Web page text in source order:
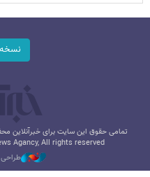
تمامی حقوق این سایت برای خبرآنلاین
Agancy, All rights reserved
طراحی